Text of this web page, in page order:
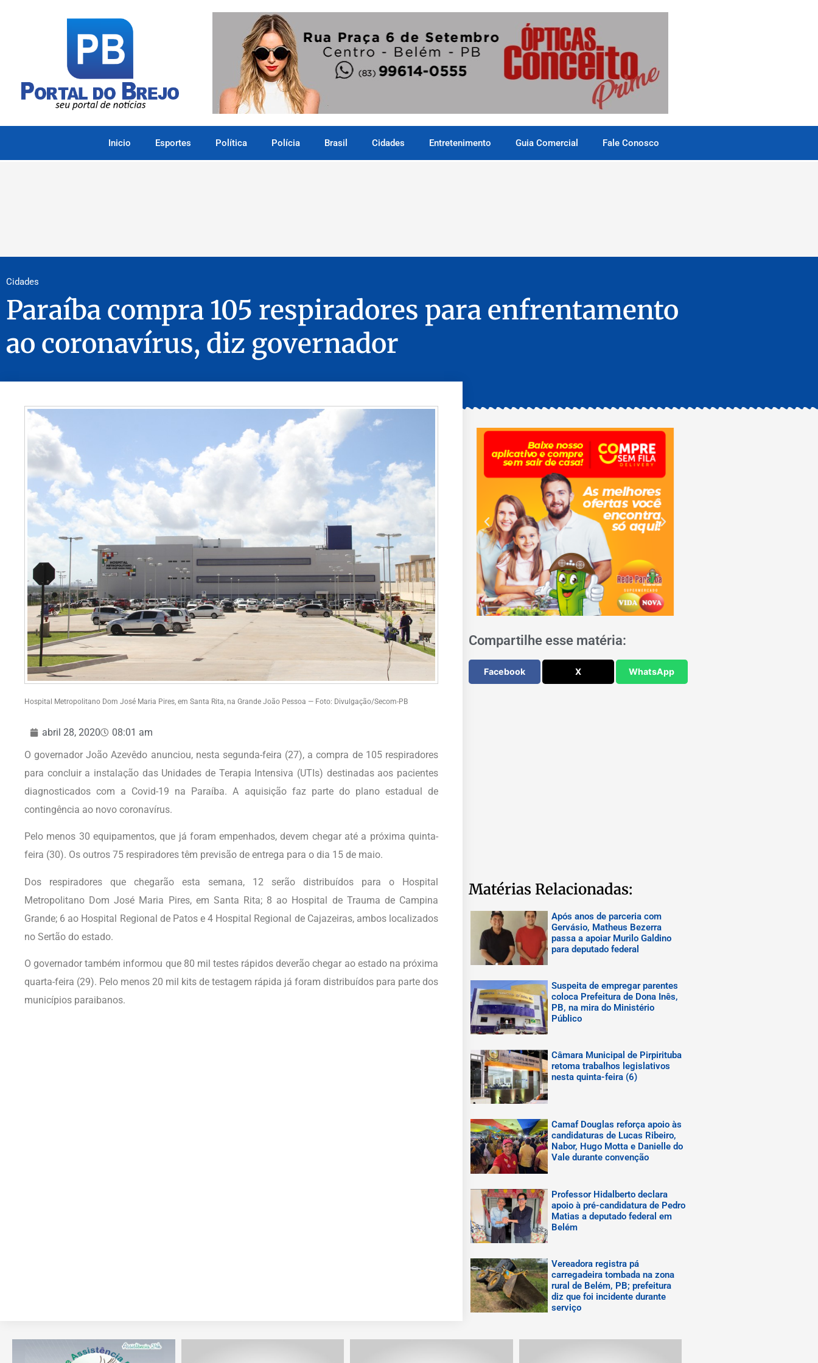
Inicio Esportes Política Polícia Brasil Cidades Entretenimento Guia Comercial Fale Conosco
Cidades
Paraíba compra 105 respiradores para enfrentamento
ao coronavírus, diz governador
Hospital Metropolitano Dom José Maria Pires, em Santa Rita, na Grande João Pessoa — Foto: Divulgação/Secom-PB
abril 28, 2020
08:01 am
O governador João Azevêdo anunciou, nesta segunda-feira (27), a compra de 105 respiradores
para concluir a instalação das Unidades de Terapia Intensiva (UTIs) destinadas aos pacientes
diagnosticados com a Covid-19 na Paraíba. A aquisição faz parte do plano estadual de
contingência ao novo coronavírus.
Pelo menos 30 equipamentos, que já foram empenhados, devem chegar até a próxima quinta-
feira (30). Os outros 75 respiradores têm previsão de entrega para o dia 15 de maio.
Dos respiradores que chegarão esta semana, 12 serão distribuídos para o Hospital
Metropolitano Dom José Maria Pires, em Santa Rita; 8 ao Hospital de Trauma de Campina
Grande; 6 ao Hospital Regional de Patos e 4 Hospital Regional de Cajazeiras, ambos localizados
no Sertão do estado.
O governador também informou que 80 mil testes rápidos deverão chegar ao estado na próxima
quarta-feira (29). Pelo menos 20 mil kits de testagem rápida já foram distribuídos para parte dos
municípios paraibanos.
Compartilhe esse matéria:
Facebook X WhatsApp
Matérias Relacionadas:
Após anos de parceria com
Gervásio, Matheus Bezerra
passa a apoiar Murilo Galdino
para deputado federal
Suspeita de empregar parentes
coloca Prefeitura de Dona Inês,
PB, na mira do Ministério
Público
Câmara Municipal de Pirpirituba
retoma trabalhos legislativos
nesta quinta-feira (6)
Camaf Douglas reforça apoio às
candidaturas de Lucas Ribeiro,
Nabor, Hugo Motta e Danielle do
Vale durante convenção
Professor Hidalberto declara
apoio à pré-candidatura de Pedro
Matias a deputado federal em
Belém
Vereadora registra pá
carregadeira tombada na zona
rural de Belém, PB; prefeitura
diz que foi incidente durante
serviço